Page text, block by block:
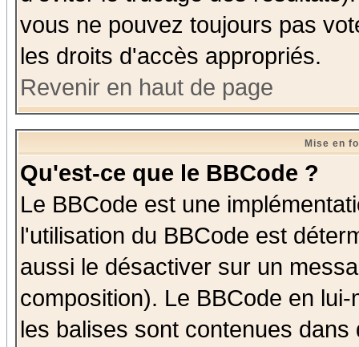
vous ne pouvez toujours pas
les droits d'accès appropriés.
Revenir en haut de page
Mise en
Qu'est-ce que le BBCode ?
Le BBCode est une
l'utilisation du BBCode est
aussi le désactiver sur un
composition). Le BBCode en
les balises sont contenues